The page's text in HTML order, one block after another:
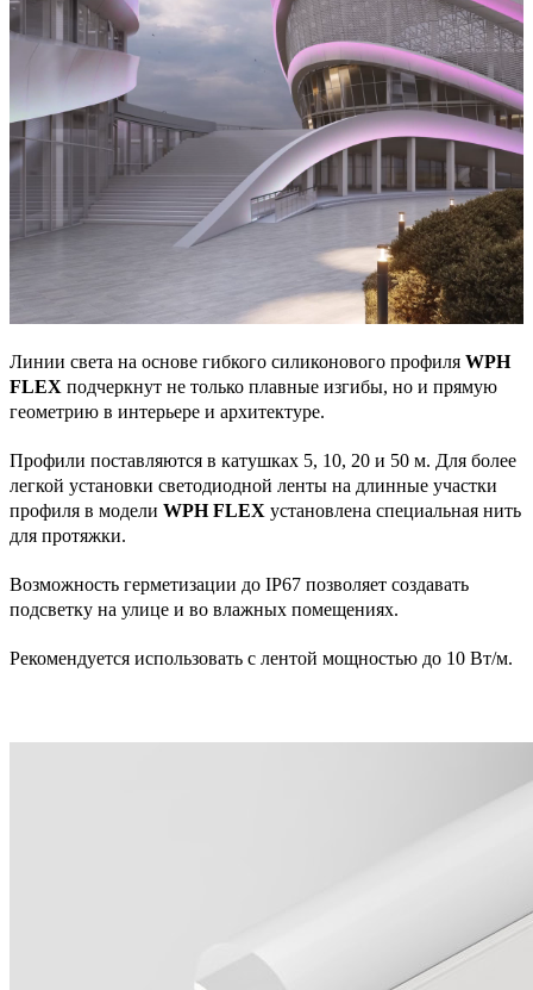
Линии света на основе гибкого силиконового профиля WPH
FLEX подчеркнут не только плавные изгибы, но и прямую
геометрию в интерьере и архитектуре.
Профили поставляются в катушках 5, 10, 20 и 50 м. Для более
легкой установки светодиодной ленты на длинные участки
профиля в модели WPH FLEX установлена специальная нить
для протяжки.
Возможность герметизации до IP67 позволяет создавать
подсветку на улице и во влажных помещениях.
Рекомендуется использовать с лентой мощностью до 10 Вт/м.